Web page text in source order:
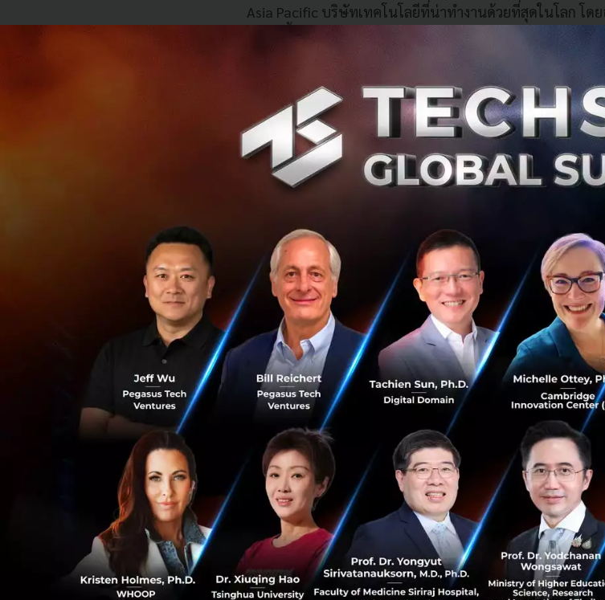
Asia Pacific บริษัทเทคโนโลยีที่น่าทำงานด้วยที่สุดในโลก โด
2016 ตั้งอยู่ในโครงการ Mapletree Business City แหล่งรว
ตัวออฟฟิศมีความสูงถึง 10 ชั้น ตกแต่งด้วยบรรยากาศกึ่งแคม
เพดานสูงโปร่ง กำแพงทำจากกระจกใสรับแสงธรรมชาติ พ
ขนาดใหญ่ ถือเป็นแลนด์มาร์กให้ถ่ายรูปเช็คอิน เมื่อมองเข้าไ
conference เล็กๆ และเพื่อให้ออฟฟิศสามารถรองรับพนักงา
ร้านอาหาร คาเฟ่ และห้องประชุมมากมายนับไม่ถ้วน สมเป็
ได้เป็นอย่างดี